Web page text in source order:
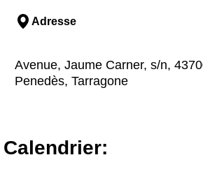
Adresse
Avenue, Jaume Carner, s/n,
Penedès, Tarragone
Calendrier: